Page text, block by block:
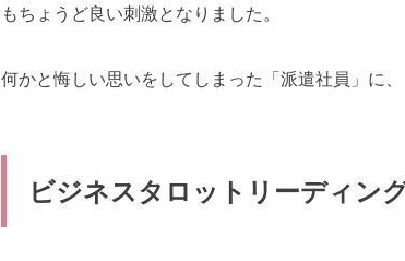
もちょうど良い刺激となりました。
何かと悔しい思いをしてしまった「派遣社員」に
ビジネスタロットリーディン